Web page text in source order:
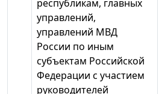
республикам, главных
управлений,
управлений МВД
России по иным
субъектам Российской
Федерации с участием
руководителей